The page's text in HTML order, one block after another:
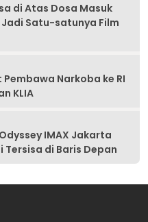
di Atas Dosa Masuk
Satu-satunya Film
Narkoba ke RI
KLIA
IMAX Jakarta
Tersisa di Baris Depan